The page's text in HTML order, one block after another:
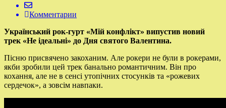
Комментарии
Український рок-гурт «Мій конфлікт» випустив новий
трек «Не ідеальні» до Дня святого Валентина.
Пісню присвячено закоханим. Але рокери не були в рокерами,
якби зробили цей трек банально романтичним. Він про
кохання, але не в сенсі утопічних стосунків та «рожевих
сердечок», а зовсім навпаки.